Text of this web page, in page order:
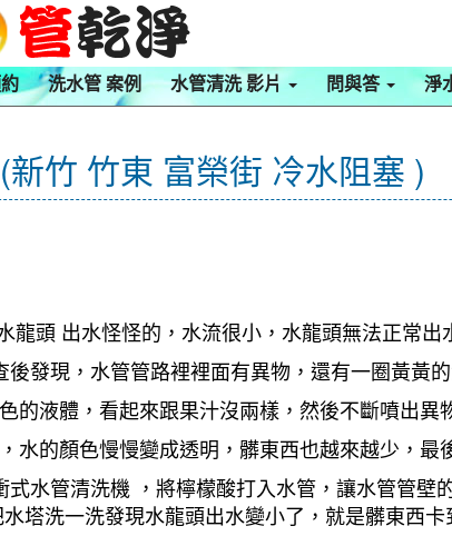
洗水管 案例 水管清洗 影片 問與答 淨
竹 竹東 富榮街 冷水阻塞 )
龍頭 出水怪怪的，水流很小，水龍頭無法正常出
後發現，水管管路裡裡面有異物，還有一圈黃黃
的液體，看起來跟果汁沒兩樣，然後不斷噴出異
水的顏色慢慢變成透明，髒東西也越來越少，最
水管清洗機 ，將檸檬酸打入水管，讓水管管
塔洗一洗發現水龍頭出水變小了，就是髒東西卡